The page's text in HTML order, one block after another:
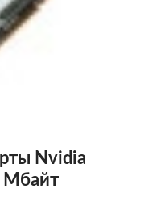
Nvidia
Мбайт